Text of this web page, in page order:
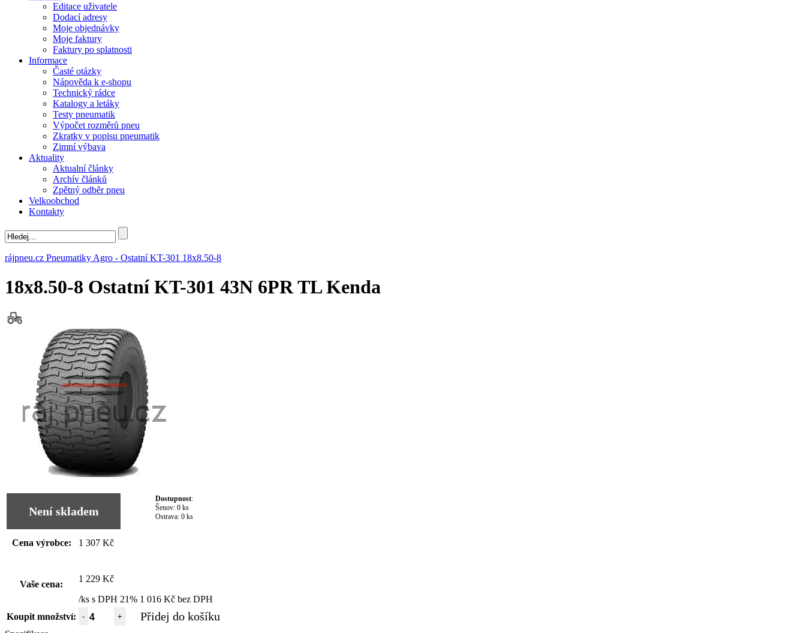
Editace uživatele
Dodací adresy
Moje objednávky
Moje faktury
Faktury po splatnosti
Informace
Časté otázky
Nápověda k e-shopu
Technický rádce
Katalogy a letáky
Testy pneumatik
Výpočet rozměrů pneu
Zkratky v popisu pneumatik
Zimní výbava
Aktuality
Aktualní články
Archív článků
Zpětný odběr pneu
Velkoobchod
Kontakty
rájpneu.cz Pneumatiky Agro - Ostatní KT-301 18x8.50-8
18x8.50-8 Ostatní KT-301 43N 6PR TL Kenda
Není skladem
Dostupnost:
Šenov: 0 ks
Ostrava: 0 ks
Cena výrobce: 1 307 Kč
Vaše cena:
1 229 Kč
/ks s DPH 21% 1 016 Kč bez DPH
Koupit množství:
- + Přidej do košíku